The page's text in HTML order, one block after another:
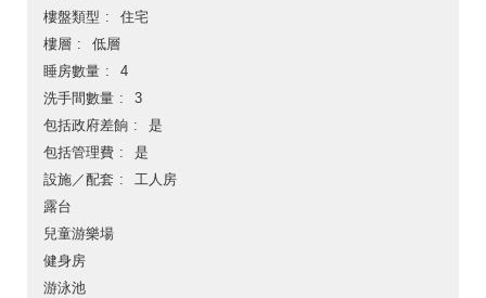
樓盤類型
住宅
樓層
低層
睡房數量
4
洗手間數量
3
包括政府差餉
是
包括管理費
是
設施／配套
工人房
露台
兒童游樂場
健身房
游泳池